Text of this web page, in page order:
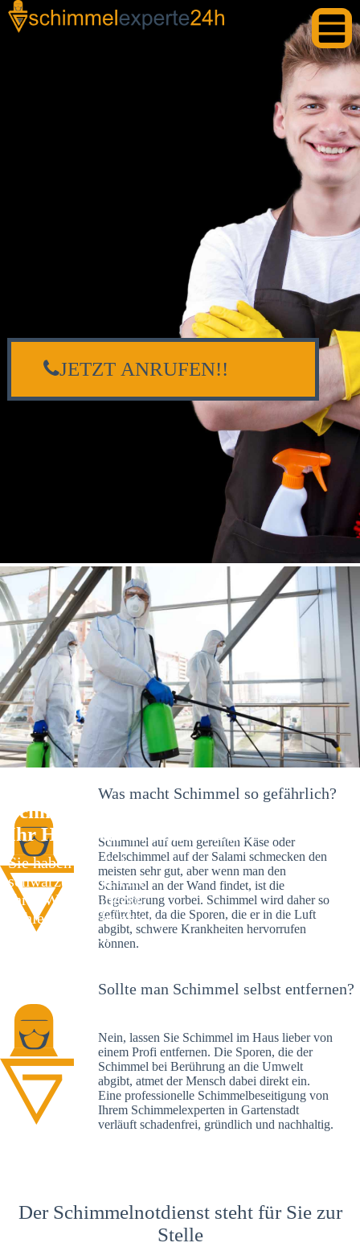
Schimmelexperte in Gartenstadt –
Ihr Helfer an Ort und Stelle
Sie haben kürzlich
schwarze Flecken an
Ihrer Wand entdeckt?
Schlechte Nachrichten:
Sie haben einen
JETZT ANRUFEN!!
Was macht Schimmel so gefährlich?
Schimmel auf dem gereiften Käse oder
Edelschimmel auf der Salami schmecken den
meisten sehr gut, aber wenn man den
Schimmel an der Wand findet, ist die
Begeisterung vorbei. Schimmel wird daher so
gefürchtet, da die Sporen, die er in die Luft
abgibt, schwere Krankheiten hervorrufen
können.
Sollte man Schimmel selbst entfernen?
Nein, lassen Sie Schimmel im Haus lieber von
einem Profi entfernen. Die Sporen, die der
Schimmel bei Berührung an die Umwelt
abgibt, atmet der Mensch dabei direkt ein.
Eine professionelle Schimmelbeseitigung von
Ihrem Schimmelexperten in Gartenstadt
verläuft schadenfrei, gründlich und nachhaltig.
Der Schimmelnotdienst steht für Sie zur
Stelle